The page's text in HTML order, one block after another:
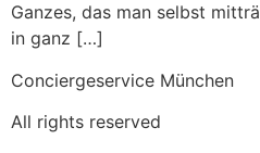
Ganzes, das man selbst
in ganz […]
Conciergeservice München
All rights reserved